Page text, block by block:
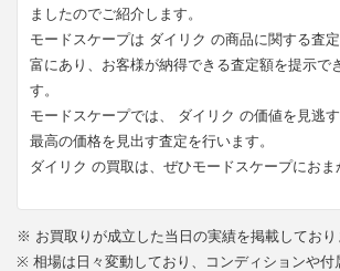
ましたのでご紹介します。
モードスケープは ダイリク の商品に関する査
富にあり、お客様が納得できる査定額を提示で
す。
モードスケープでは、 ダイリク の価値を見逃
最高の価格を見出す査定を行います。
ダイリク の買取は、ぜひモードスケープにおま
※ お買取りが成立した当日の実績を掲載しており
※ 相場は日々変動しており、コンディションや付